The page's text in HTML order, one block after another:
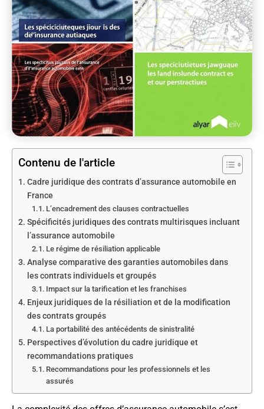
Contenu de l'article
Cadre juridique des contrats d’assurance automobile en
France
L’encadrement des clauses contractuelles
Spécificités juridiques des contrats multirisques incluant
l’assurance automobile
Le régime de résiliation applicable
Analyse comparative des garanties automobiles dans
les contrats individuels et groupés
Impact sur la tarification et les franchises
Enjeux juridiques de la résiliation et de la modification
des contrats groupés
La portabilité des antécédents de sinistralité
Perspectives d’évolution du cadre juridique et
recommandations pratiques
Recommandations pour les professionnels et les
assurés